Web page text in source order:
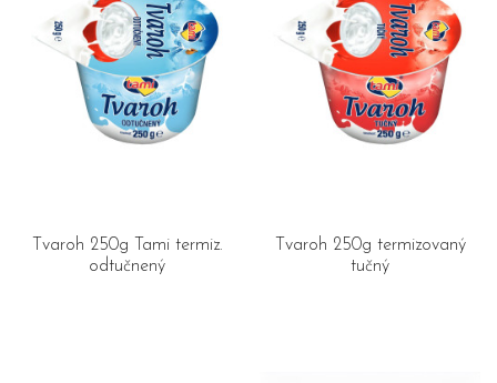
Tvaroh 250g Tami termiz.
odtučnený
Tvaroh 250g termizovaný
tučný